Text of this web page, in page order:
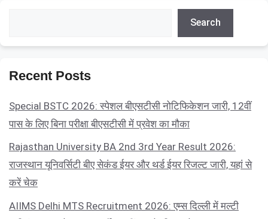
Search
Recent Posts
Special BSTC 2026: स्पेशल बीएसटीसी नोटिफिकेशन जारी, 12वीं
पास के लिए बिना परीक्षा बीएसटीसी में प्रवेश का मौका
Rajasthan University BA 2nd 3rd Year Result 2026:
राजस्थान यूनिवर्सिटी बीए सेकंड ईयर और थर्ड ईयर रिजल्ट जारी, यहां से
करें चेक
AIIMS Delhi MTS Recruitment 2026: एम्स दिल्ली में मल्टी